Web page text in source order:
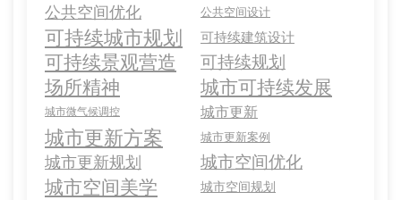
公共空间优化 公共空间设计
可持续城市规划 可持续建筑设计
可持续景观营造 可持续规划
场所精神 城市可持续发展
城市微气候调控 城市更新
城市更新方案 城市更新案例
城市更新规划 城市空间优化
城市空间美学 城市空间规划